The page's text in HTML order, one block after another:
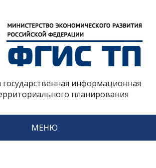
информационная
планирования
МЕНЮ